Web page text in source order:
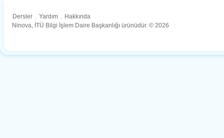
Dersler . Yardım . Hakkında
Ninova, İTÜ Bilgi İşlem Daire Başkanlığı ürünüdür. © 2026